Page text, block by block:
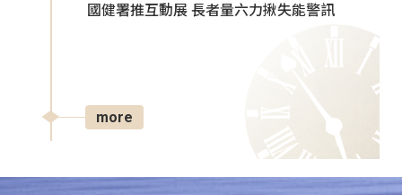
國健署推互動展 長者量六力揪失能警訊
more